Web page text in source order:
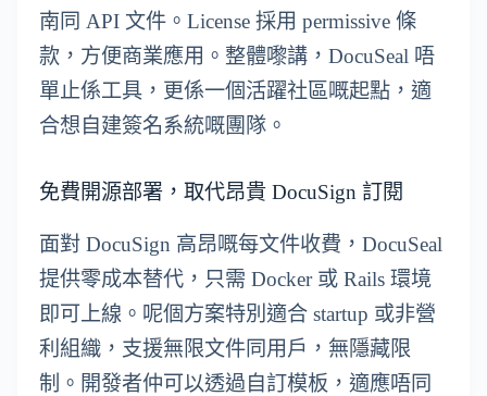
南同 API 文件。License 採用 permissive 條
款，方便商業應用。整體嚟講，DocuSeal 唔
單止係工具，更係一個活躍社區嘅起點，適
合想自建簽名系統嘅團隊。
免費開源部署，取代昂貴 DocuSign 訂閱
面對 DocuSign 高昂嘅每文件收費，DocuSeal
提供零成本替代，只需 Docker 或 Rails 環境
即可上線。呢個方案特別適合 startup 或非營
利組織，支援無限文件同用戶，無隱藏限
制。開發者仲可以透過自訂模板，適應唔同